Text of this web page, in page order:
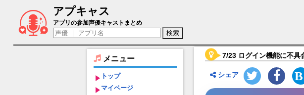
アプキャス
シオミ カレン（声優：伊藤静)【装甲娘】キャラ紹介
アプリの参加声優キャストまとめ
メニュー
トップ
マイページ
7/23 ログイン機能に不具
シェア